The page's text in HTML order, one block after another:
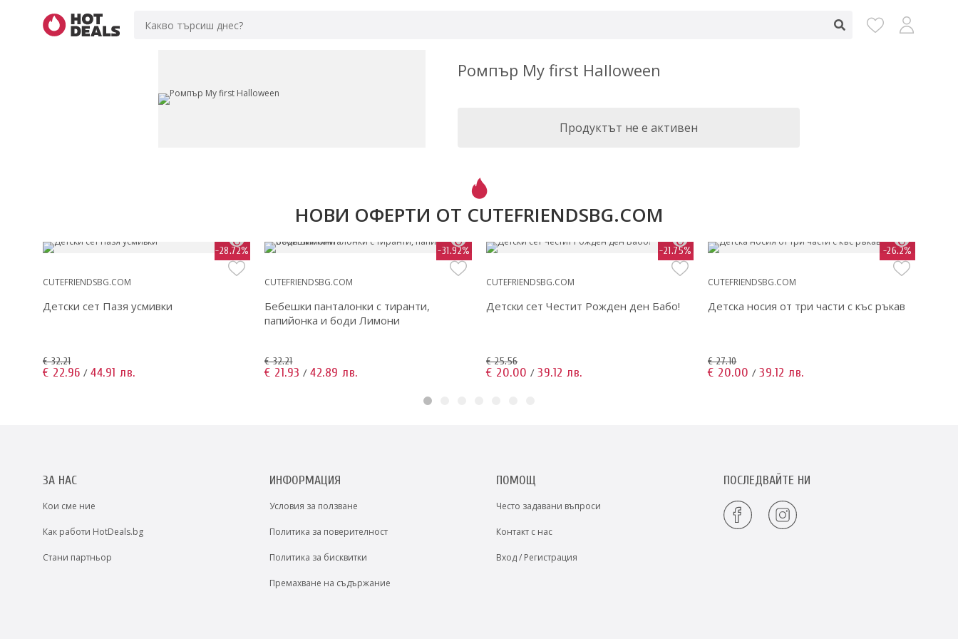
Ромпър My first Halloween
Продуктът не е активен
НОВИ ОФЕРТИ ОТ CUTEFRIENDSBG.COM
-28.72%
CUTEFRIENDSBG.COM
Детски сет Пазя усмивки
€ 32.21
€ 22.96 / 44.91 лв.
-31.92%
CUTEFRIENDSBG.COM
Бебешки панталонки с тиранти,
папийонка и боди Лимони
€ 32.21
€ 21.93 / 42.89 лв.
-21.75%
CUTEFRIENDSBG.COM
Детски сет Честит Рожден ден Бабо!
€ 25.56
€ 20.00 / 39.12 лв.
-26.2%
CUTEFRIENDSBG.COM
Детска носия от три части с къс ръкав
€ 27.10
€ 20.00 / 39.12 лв.
ЗА НАС
Кои сме ние
Как работи HotDeals.bg
Стани партньор
ИНФОРМАЦИЯ
Условия за ползване
Политика за поверителност
Политика за бисквитки
Премахване на съдържание
ПОМОЩ
Често задавани въпроси
Контакт с нас
Вход / Регистрация
ПОСЛЕДВАЙТЕ НИ